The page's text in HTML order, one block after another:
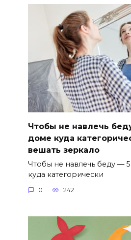
Чтобы не навлечь
доме куда
вешать зеркало
Чтобы не навлечь беду —
куда категорически
0 242